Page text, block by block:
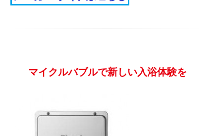
マイクルバブルで新しい入浴体験を